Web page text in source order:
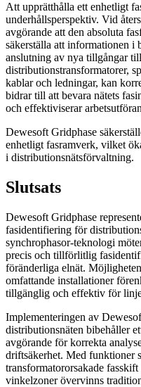
Att upprätthålla ett enhetligt
underhållsperspektiv. Vid
avgörande att den absoluta
säkerställa att informationen
anslutning av nya tillgångar
distributionstransformatorer,
kablar och ledningar, kan
bidrar till att bevara nätets
och effektiviserar
Dewesoft Gridphase
enhetligt fasramverk, vilket
i distributionsnätsförvaltning.
Slutsats
Dewesoft Gridphase
fasidentifiering för
synchrophasor-teknologi
precis och tillförlitlig
föränderliga elnät.
omfattande installationer
tillgänglig och effektiv för
Implementeringen av
distributionsnäten bibehåller
avgörande för korrekta
driftsäkerhet. Med funktioner
transformatororsakade
vinkelzoner övervinns